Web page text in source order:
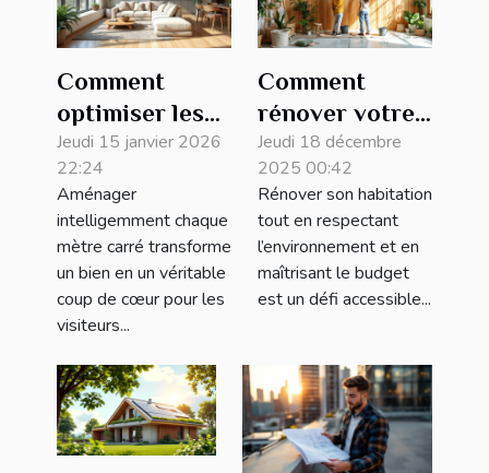
Comment
optimiser les
espaces de
votre bien
pour le rendre
plus attractif ?
Jeudi 15 janvier 2026
22:24
Aménager
intelligemment chaque
mètre carré transforme
un bien en un véritable
coup de cœur pour les
visiteurs...
Comment
rénover votre
maison de
manière
écologique et
économique ?
Jeudi 18 décembre
2025 00:42
Rénover son habitation
tout en respectant
l’environnement et en
maîtrisant le budget
est un défi accessible...